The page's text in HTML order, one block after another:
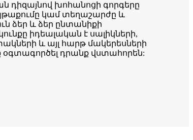
դիզայնով խոհանոցի գորգերը
կամ տեղաշարժը և
ձեր և ձեր ընտանիքի
իդեալական է սալիկների,
և այլ հարթ մակերեսների
օգտագործել դրանք վստահորեն: